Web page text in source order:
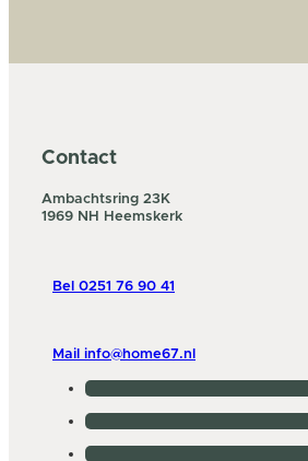
Contact
Ambachtsring 23K
1969 NH Heemskerk
Bel 0251 76 90 41
Mail info@home67.nl